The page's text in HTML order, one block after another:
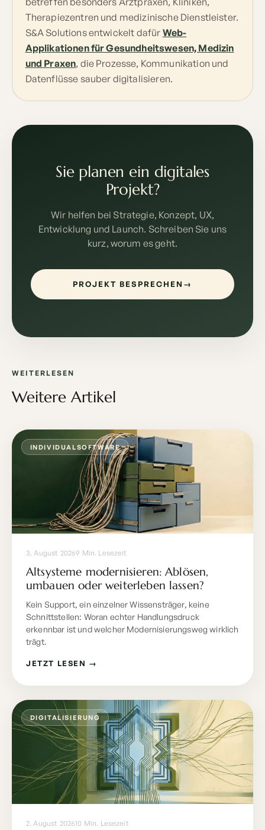
Therapiezentren und medizinische Dienstleister.
S&A Solutions entwickelt dafür Web-
Applikationen für Gesundheitswesen, Medizin
und Praxen, die Prozesse, Kommunikation und
Datenflüsse sauber digitalisieren.
Sie planen ein digitales
Projekt?
Wir helfen bei Strategie, Konzept, UX,
Entwicklung und Launch. Schreiben Sie uns
kurz, worum es geht.
PROJEKT BESPRECHEN →
WEITERLESEN
Weitere Artikel
INDIVIDUALSOFTWARE
3. August 20269 Min. Lesezeit
Altsysteme modernisieren: Ablösen,
umbauen oder weiterleben lassen?
Kein Support, ein einzelner Wissensträger, keine
Schnittstellen: Woran echter Handlungsdruck
erkennbar ist und welcher Modernisierungsweg wirklich
trägt.
JETZT LESEN →
DIGITALISIERUNG
2. August 202610 Min. Lesezeit